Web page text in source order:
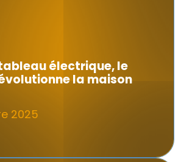
électrique, le
la maison
2025